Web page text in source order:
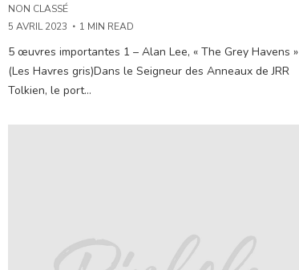
NON CLASSÉ
5 AVRIL 2023
1 MIN READ
5 œuvres importantes 1 – Alan Lee, « The Grey Havens »
(Les Havres gris)Dans le Seigneur des Anneaux de JRR
Tolkien, le port...